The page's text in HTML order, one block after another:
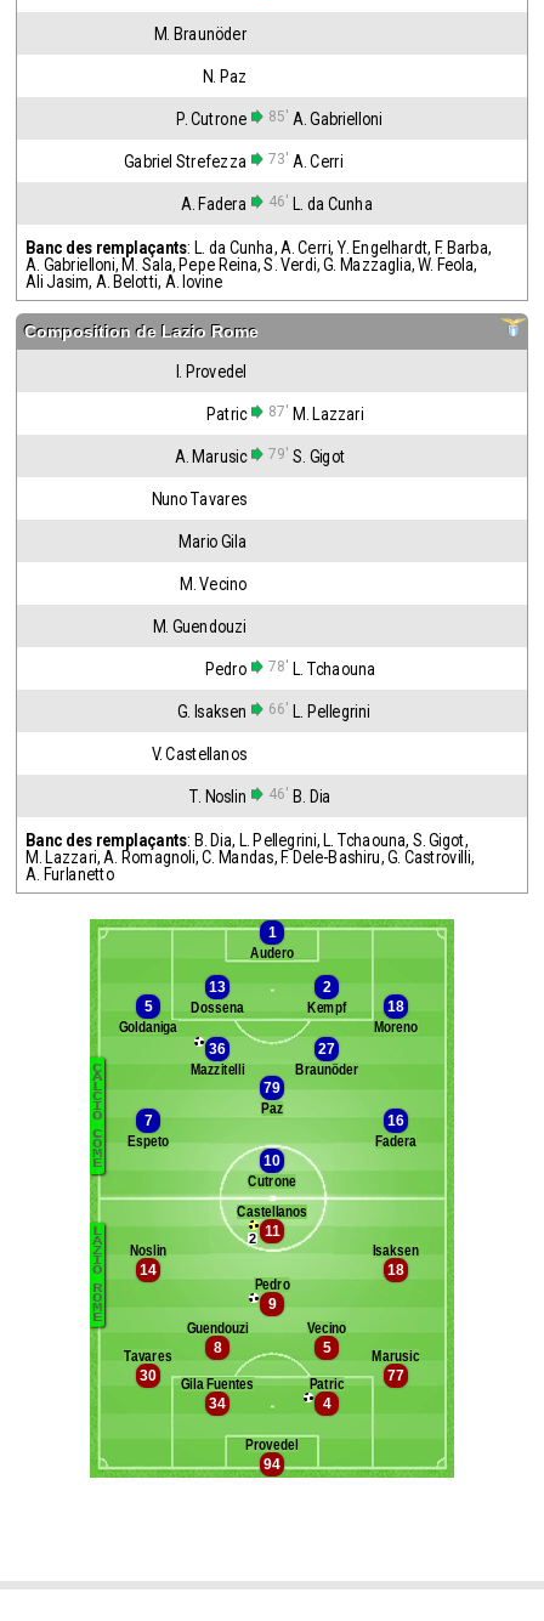
M. Braunöder
N. Paz
P. Cutrone 85' A. Gabrielloni
Gabriel Strefezza 73' A. Cerri
A. Fadera 46' L. da Cunha
Banc des remplaçants: L. da Cunha, A. Cerri, Y. Engelhardt, F. Barba,
A. Gabrielloni, M. Sala, Pepe Reina,S. Verdi,G. Mazzaglia,W. Feola,
Ali Jasim, A. Belotti, A. Iovine
Composition de Lazio Rome
I. Provedel
Patric 87' M. Lazzari
A. Marusic 79' S. Gigot
Nuno Tavares
Mario Gila
M. Vecino
M. Guendouzi
Pedro 78' L. Tchaouna
G. Isaksen 66' L. Pellegrini
V. Castellanos
T. Noslin 46' B. Dia
Banc des remplaçants: B. Dia, L. Pellegrini, L. Tchaouna, S. Gigot,
M. Lazzari, A. Romagnoli,C. Mandas, F. Dele-Bashiru,G. Castrovilli,
A. Furlanetto